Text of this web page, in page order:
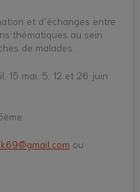
et d’échanges entre
thématiques au sein
de malades.
15 mai, 5, 12 et 26 juin
ou